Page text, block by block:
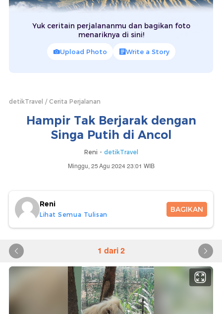
Yuk ceritain perjalananmu dan bagikan foto
menariknya di sini!
Upload Photo Write a Story
detikTravel Cerita Perjalanan
Hampir Tak Berjarak dengan
Singa Putih di Ancol
Reni - detikTravel
Minggu, 25 Agu 2024 23:01 WIB
Reni
Lihat Semua Tulisan
BAGIKAN
1 dari 2